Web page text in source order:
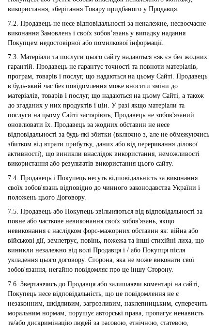
використання, зберігання Товару придбаного у Продавця.
7.2. Продавець не несе відповідальності за неналежне, несвоєчасне
виконання Замовлень і своїх зобов’язань у випадку надання
Покупцем недостовірної або помилкової інформації.
7.3. Матеріали та послуги цього сайту надаються «як є» без жодних
гарантій. Продавець не гарантує точності та повноти матеріалів,
програм, товарів і послуг, що надаються на цьому Сайті. Продавець
в будь-який час без повідомлення може вносити зміни до
матеріалів, товарів і послуг, що надаються на цьому Сайті, а також
до згаданих у них продуктів і цін. У разі якщо матеріали та
послуги на цьому Сайті застаріють, Продавець не зобов'язаний
оновлювати їх. Продавець за жодних обставин не несе
відповідальності за будь-які збитки (включно з, але не обмежуючись
збитком від втрати прибутку, даних або від переривання ділової
активності), що виникли внаслідок використання, неможливості
використання або результатів використання цього сайту.
7.4. Продавець і Покупець несуть відповідальність за виконання
своїх зобов'язань відповідно до чинного законодавства України і
положень цього Договору.
7.5. Продавець або Покупець звільняються від відповідальності за
повне або часткове невиконання своїх зобов'язань, якщо
невиконання є наслідком форс-мажорних обставин як: війна або
військові дії, землетрус, повінь, пожежа та інші стихійні лиха, що
виникли незалежно від волі Продавця і / або Покупця після
укладення цього договору. Сторона, яка не може виконати свої
зобов'язання, негайно повідомляє про це іншу Сторону.
7.6. Звертаючись до Продавця або залишаючи коментарі на сайті,
Покупець несе відповідальність, що це повідомлення не є
незаконним, шкідливим, загрозливим, наклепницьким, суперечить
моральним нормам, порушує авторські права, пропагує ненависть
та/або дискримінацію людей за расовою, етнічною, статевою,